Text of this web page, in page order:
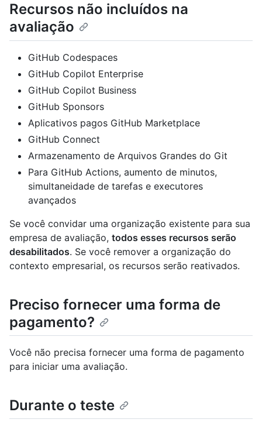
Recursos não incluídos na
avaliação
GitHub Codespaces
GitHub Copilot Enterprise
GitHub Copilot Business
GitHub Sponsors
Aplicativos pagos GitHub Marketplace
GitHub Connect
Armazenamento de Arquivos Grandes do Git
Para GitHub Actions, aumento de minutos,
simultaneidade de tarefas e executores
avançados
Se você convidar uma organização existente para sua
empresa de avaliação, todos esses recursos serão
desabilitados. Se você remover a organização do
contexto empresarial, os recursos serão reativados.
Preciso fornecer uma forma de
pagamento?
Você não precisa fornecer uma forma de pagamento
para iniciar uma avaliação.
Durante o teste